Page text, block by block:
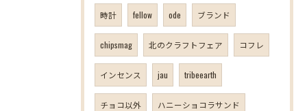
時計 fellow ode ブランド
chipsmag 北のクラフトフェア コフレ
インセンス jau tribeearth
チョコ以外 ハニーショコラサンド